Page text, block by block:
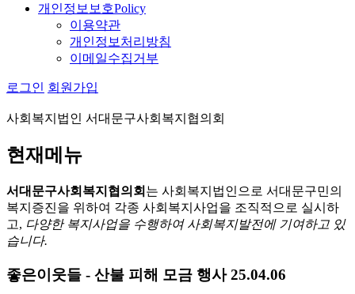
개인정보보호Policy
이용약관
개인정보처리방침
이메일수집거부
로그인 회원가입
사회복지법인 서대문구사회복지협의회
현재메뉴
서대문구사회복지협의회 는 사회복지법인으로 서대문구민의
복지증진을 위하여 각종 사회복지사업을 조직적으로 실시하
고, 다양한 복지사업을 수행하여 사회복지발전에 기여하고 있
습니다.
좋은이웃들 - 산불 피해 모금 행사 25.04.06